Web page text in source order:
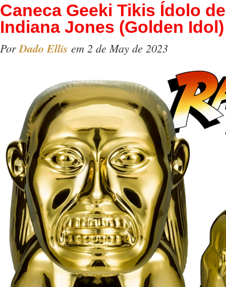
Caneca Geeki Tikis Ídolo
Indiana Jones (Golden Idol)
PorDado Ellis em 2 de May de 2023